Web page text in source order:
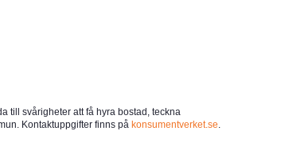
till svårigheter att få hyra bostad, teckna
Kontaktuppgifter finns på konsumentverket.se.